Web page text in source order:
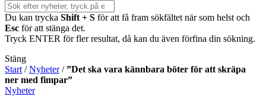
Du kan trycka Shift + S för att få fram sökfältet när som helst och
Esc för att stänga det.
Tryck ENTER för fler resultat, då kan du även förfina din sökning.
Stäng
Start /Nyheter/”Det ska vara kännbara böter för att skräpa
ner med fimpar”
Nyheter